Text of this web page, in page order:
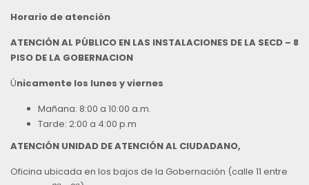
Horario de atención
ATENCIÓN AL PÚBLICO EN LAS INSTALACIONES DE LA SECD – 8
PISO DE LA GOBERNACION
Únicamente los lunes y viernes
Mañana: 8:00 a 10:00 a.m.
Tarde: 2:00 a 4:00 p.m
ATENCIÓN UNIDAD DE ATENCIÓN AL CIUDADANO,
Oficina ubicada en los bajos de la Gobernación (calle 11 entre